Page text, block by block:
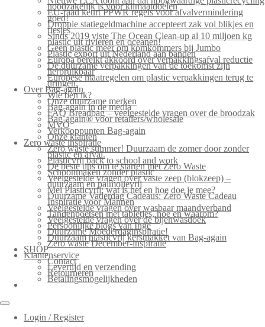
noodzakelijk is voor klimaatdoelen
EU-raad keurt PPWR regels voor afvalvermindering
goed!
Droppie statiegeldmachine accepteert zak vol blikjes en
flesjes
Sinds 2019 viste The Ocean Clean-up al 10 miljoen kg
plastic uit rivieren en oceanen!
Geen plastic meer om komkommers bij Jumbo
Plastic export uit Nederland aan banden
Europa bereikt akkoord over verpakkingsafval reductie
De duurzame verpakkingen van de toekomst zijn
herbruikbaar
Europese maatregelen om plastic verpakkingen terug te
dringen.
Over Bag-again
Wie ben ik?
Onze duurzame merken
Bag-again in de media
FAQ Breadbag – veelgestelde vragen over de broodzak
Bag-again® voor retailers/wholesale
MVO
Verkooppunten Bag-again
Onze klanten
Zero waste inspiratie
Zero waste summer! Duurzaam de zomer door zonder
plastic en afval.
Plasticvrij back to school and work
De beste tips om te starten met Zero Waste
Schoonmaken zonder plastic
Veelgestelde vragen over vaste zeep (blokzeep) –
duurzaam en palmolievrij
Mei Plasticvrij: wat is het en hoe doe je mee?
Duurzame Vaderdag Cadeaus: Zero Waste Cadeau
Inspiratie voor Mannen
Veelgestelde vragen over wasbaar maandverband
Tandenpoetsen met tabletjes, hoe en waarom?
Veelgestelde vragen over de bijenwasdoek
Persoonlijke blogs van Inge
Duurzame Moederdaginspiratie!
Duurzaam plasticvrij kerstpakket van Bag-again
Zero waste December-inspiratie
SHOP
Klantenservice
Contact
Levertijd en verzending
Retourneren
Betalingsmogelijkheden
Login / Register